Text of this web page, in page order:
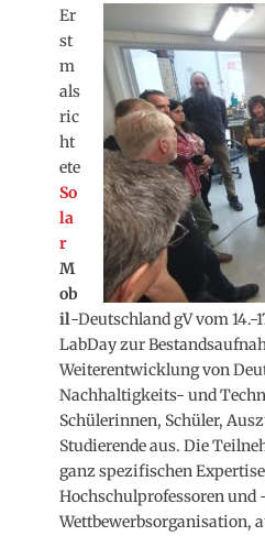
Er
st
m
als
ric
ht
ete
So
la
r
M
ob
il-Deutschland gV vom 14.-
LabDay zur
Weiterentwicklung von
Nachhaltigkeits- und
Schülerinnen, Schüler,
Studierende aus. Die
ganz spezifischen
Hochschulprofessoren und
Wettbewerbsorganisation,